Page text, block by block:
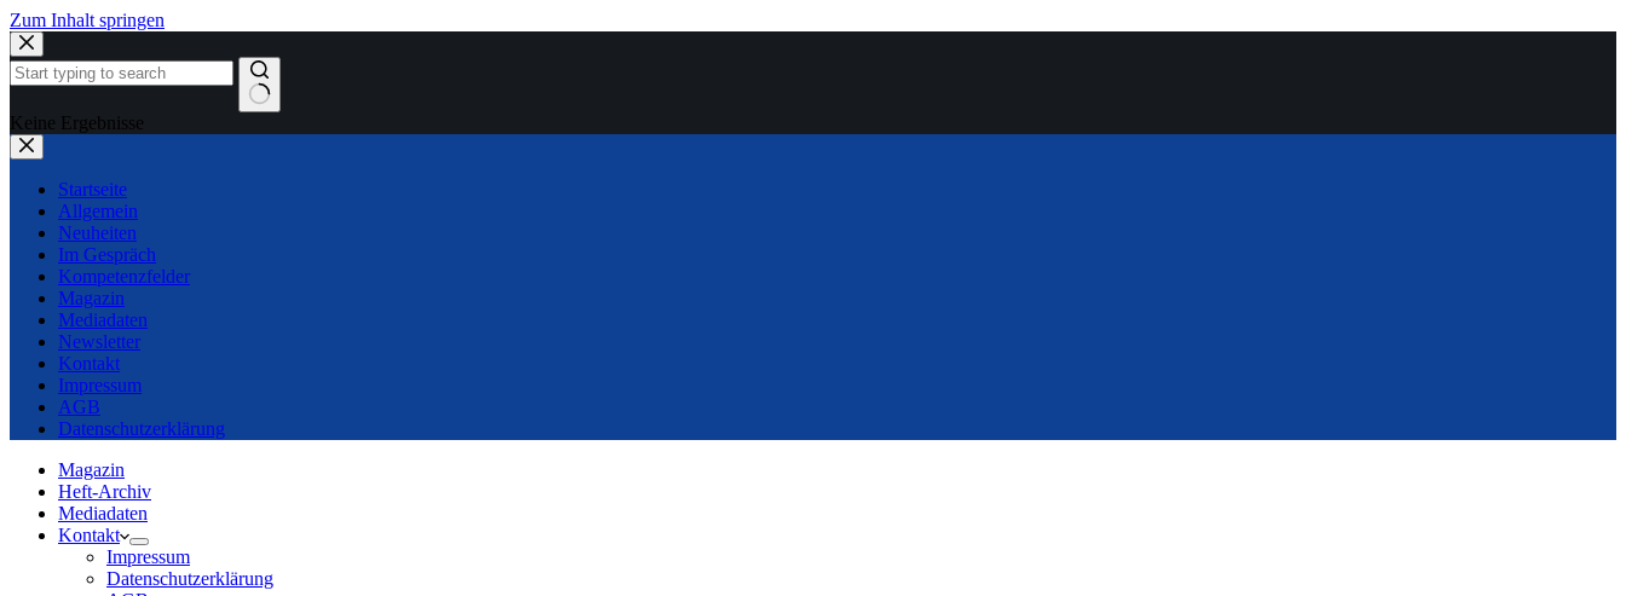
Zum Inhalt springen
Keine Ergebnisse
Startseite
Allgemein
Neuheiten
Im Gespräch
Kompetenzfelder
Magazin
Mediadaten
Newsletter
Kontakt
Impressum
AGB
Datenschutzerklärung
Magazin
Heft-Archiv
Mediadaten
Kontakt
Impressum
Datenschutzerklärung